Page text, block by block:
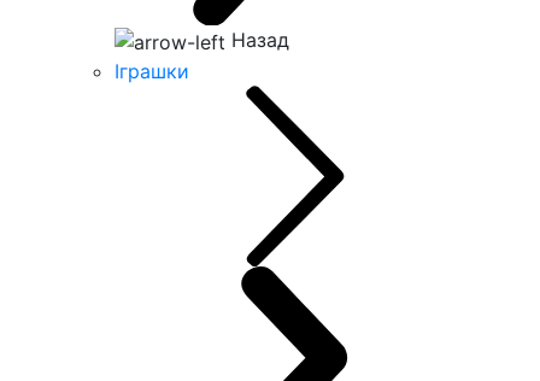
Назад
Іграшки